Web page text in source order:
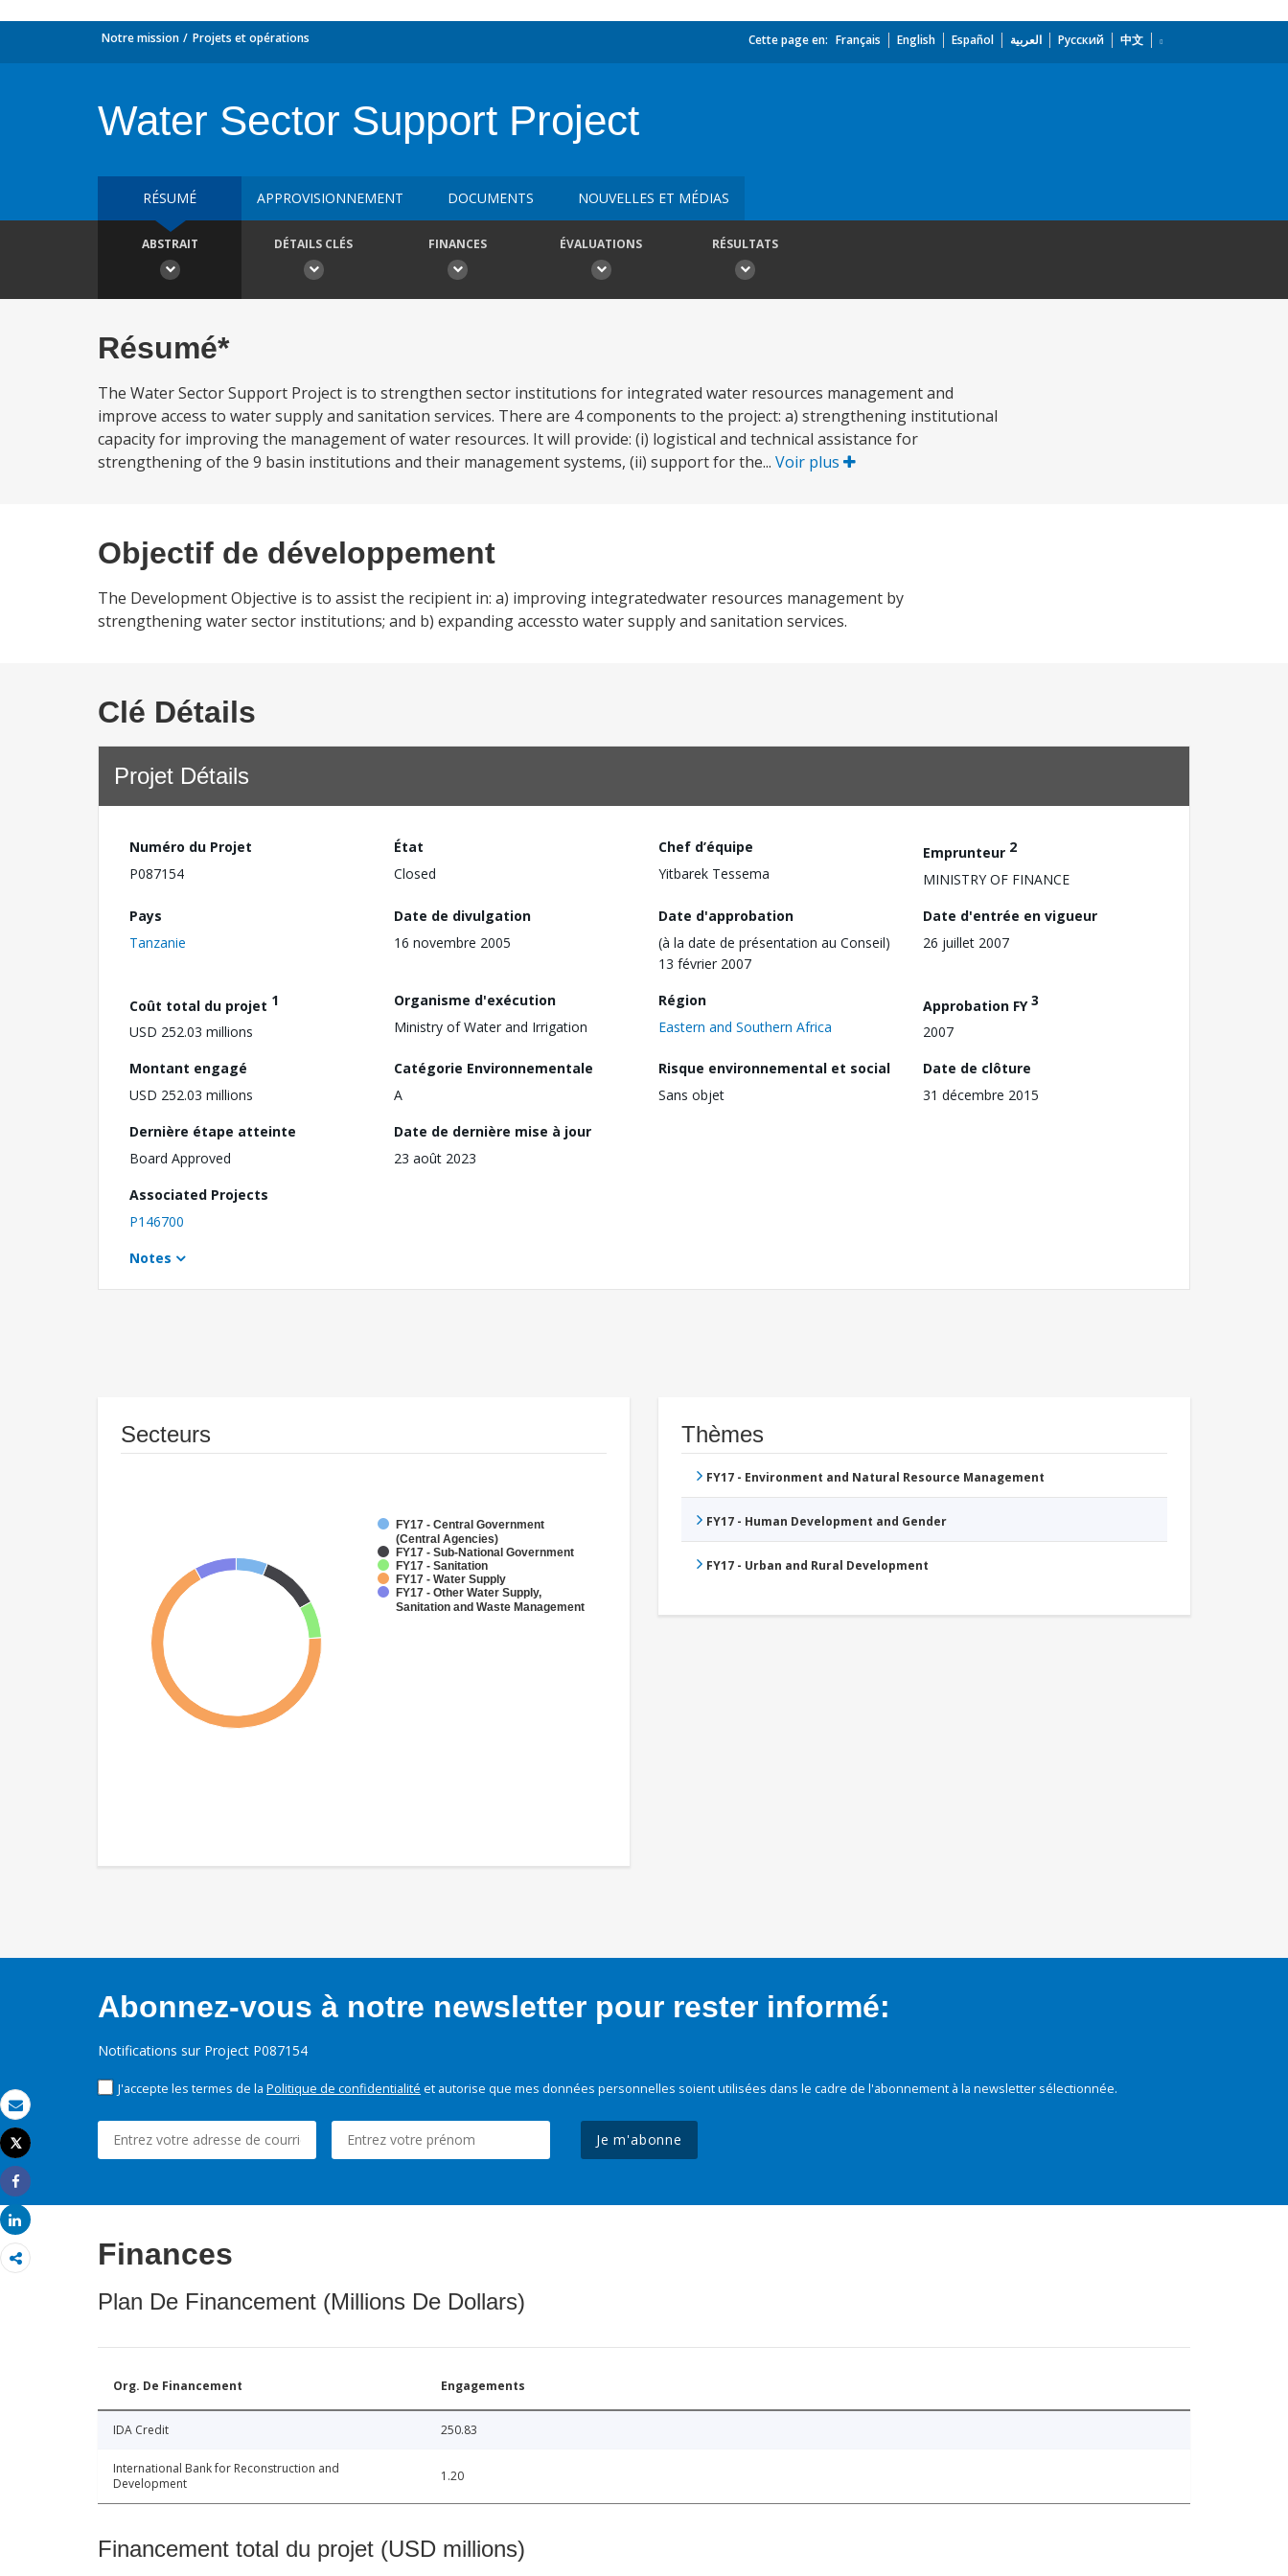
Email
Imprimer
Tweet
Share
Share
Notre mission Projets et opérations Cette page en: Français English Español العربية Русский 中文
Water Sector Support Project
RÉSUMÉ APPROVISIONNEMENT DOCUMENTS NOUVELLES ET MÉDIAS
ABSTRAIT DÉTAILS CLÉS FINANCES ÉVALUATIONS RÉSULTATS
Résumé*
The Water Sector Support Project is to strengthen sector institutions for integrated water resources management and
improve access to water supply and sanitation services. There are 4 components to the project: a) strengthening institutional
capacity for improving the management of water resources. It will provide: (i) logistical and technical assistance for
strengthening of the 9 basin institutions and their management systems, (ii) support for the... Voir plus
Objectif de développement
The Development Objective is to assist the recipient in: a) improving integratedwater resources management by
strengthening water sector institutions; and b) expanding accessto water supply and sanitation services.
Clé Détails
Projet Détails
Numéro du Projet
P087154
État
Closed
Chef d’équipe
Yitbarek Tessema
Emprunteur 2
MINISTRY OF FINANCE
Pays
Tanzanie
Date de divulgation
16 novembre 2005
Date d'approbation
(à la date de présentation au Conseil)
13 février 2007
Date d'entrée en vigueur
26 juillet 2007
Coût total du projet 1
USD 252.03 millions
Organisme d'exécution
Ministry of Water and Irrigation
Région
Eastern and Southern Africa
Approbation FY3
2007
Montant engagé
USD 252.03 millions
Catégorie Environnementale
A
Risque environnemental et social
Sans objet
Date de clôture
31 décembre 2015
Dernière étape atteinte
Board Approved
Date de dernière mise à jour
23 août 2023
Associated Projects
P146700
Notes
Secteurs
FY17 - Central Government
(Central Agencies)
FY17 - Sub-National Government
FY17 - Sanitation
FY17 - Water Supply
FY17 - Other Water Supply,
Sanitation and Waste Management
Thèmes
FY17 - Environment and Natural Resource Management
FY17 - Human Development and Gender
FY17 - Urban and Rural Development
Abonnez-vous à notre newsletter pour rester informé:
Notifications sur Project P087154
J'accepte les termes de la Politique de confidentialité et autorise que mes données personnelles soient utilisées dans le cadre de l'abonnement à la newsletter sélectionnée.
Je m'abonne
Finances
Plan De Financement (Millions De Dollars)
Org. De Financement Engagements
IDA Credit 250.83
International Bank for Reconstruction and
Development
1.20
Financement total du projet (USD millions)